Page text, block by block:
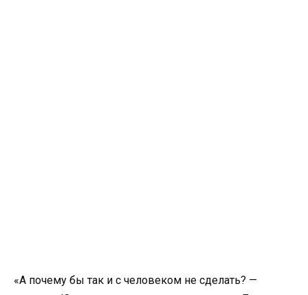
«А почему бы так и с человеком не сделать? —